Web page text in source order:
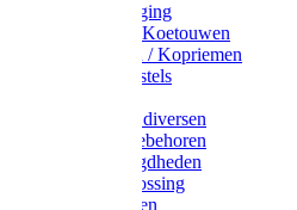
Uierverzorging
Halsters & Koetouwen
Halsriemen / Kopriemen
Koerugborstels
Koe / Stier diversen
Melkers toebehoren
Stalbenodigdheden
Kalververlossing
Stierenringen